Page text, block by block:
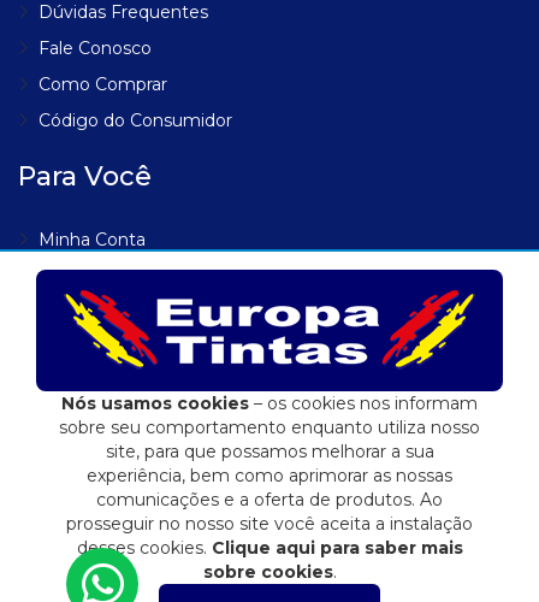
Dúvidas Frequentes
Fale Conosco
Como Comprar
Código do Consumidor
Para Você
Minha Conta
Meus Endereços
Meus Pedidos
Lista de Desejos
Rastrear Pedido
Eduardo Jose Fidalgo EPP | 04.557.284/0001-72
E-commerce integrado ao ERP Control Shop
© 2022 Max Scalla Informática | Todos os direitos reservados
Nós usamos cookies – os cookies nos informam
sobre seu comportamento enquanto utiliza nosso
site, para que possamos melhorar a sua
experiência, bem como aprimorar as nossas
comunicações e a oferta de produtos. Ao
prosseguir no nosso site você aceita a instalação
desses cookies. Clique aqui para saber mais
sobre cookies.